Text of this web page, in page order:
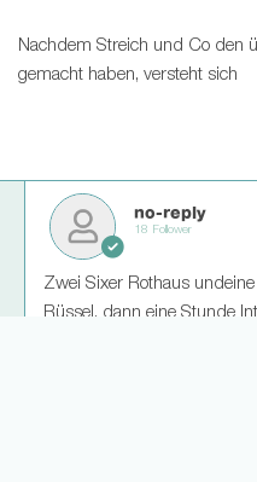
Nachdem Streich und Co den
gemacht haben, versteht sich
no-reply
18 Follower
Zwei Sixer Rothaus
Rüssel, dann eine Stunde